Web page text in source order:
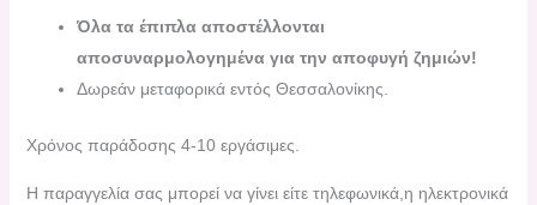
Όλα τα έπιπλα αποστέλλονται
αποσυναρμολογημένα για την αποφυγή ζημιών!
Δωρεάν μεταφορικά εντός Θεσσαλονίκης.
Χρόνος παράδοσης 4-10 εργάσιμες.
H παραγγελία σας μπορεί να γίνει είτε τηλεφωνικά,η ηλεκτρονικά